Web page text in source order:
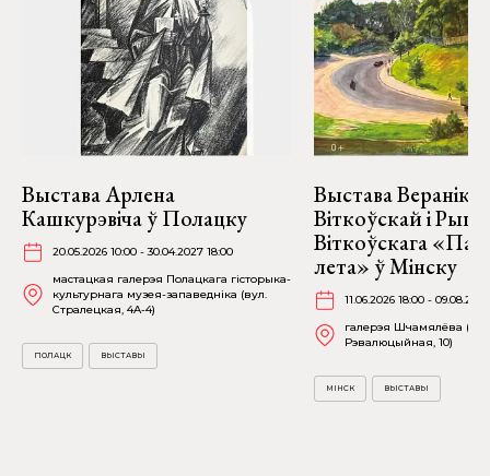
Выстава Арлена
Кашкурэвіча ў Полацку
20.05.2026 10:00 - 30.04.2027 18:00
мастацкая галерэя Полацкага гісторыка-
культурнага музея-запаведніка (вул.
Стралецкая, 4A-4)
ПОЛАЦК ВЫСТАВЫ
Выстава Веранікі
Віткоўскай і
Віткоўскага
лета» ў Мінску
11.06.2026 18:00 -
галерэя Шчамялёва
Рэвалюцыйная, 10)
МІНСК ВЫСТАВЫ